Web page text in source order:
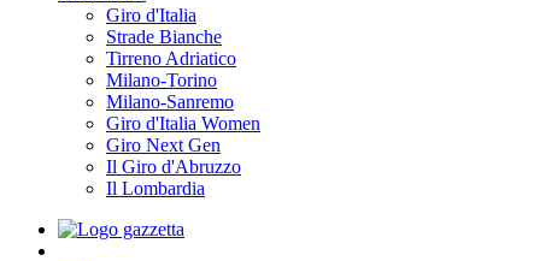
Giro d'Italia
Strade Bianche
Tirreno Adriatico
Milano-Torino
Milano-Sanremo
Giro d'Italia Women
Giro Next Gen
Il Giro d'Abruzzo
Il Lombardia